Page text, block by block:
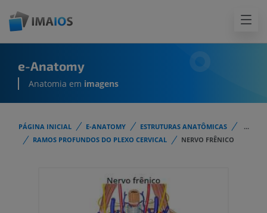
e-Anatomy
Anatomia em imagens
PÁGINA INICIAL E-ANATOMY ESTRUTURAS ANATÔMICAS
...
RAMOS PROFUNDOS DO PLEXO CERVICAL
NERVO FRÊNICO